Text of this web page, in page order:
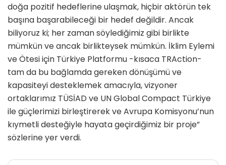
doğa pozitif hedeflerine ulaşmak, hiçbir aktörün tek
başına başarabileceği bir hedef değildir. Ancak
biliyoruz ki; her zaman söylediğimiz gibi birlikte
mümkün ve ancak birlikteysek mümkün. İklim Eylemi
ve Ötesi için Türkiye Platformu -kısaca TRAction-
tam da bu bağlamda gereken dönüşümü ve
kapasiteyi desteklemek amacıyla, vizyoner
ortaklarımız TÜSİAD ve UN Global Compact Türkiye
ile güçlerimizi birleştirerek ve Avrupa Komisyonu’nun
kıymetli desteğiyle hayata geçirdiğimiz bir proje”
sözlerine yer verdi.